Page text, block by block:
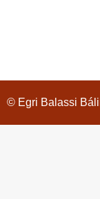
© Egri Balassi